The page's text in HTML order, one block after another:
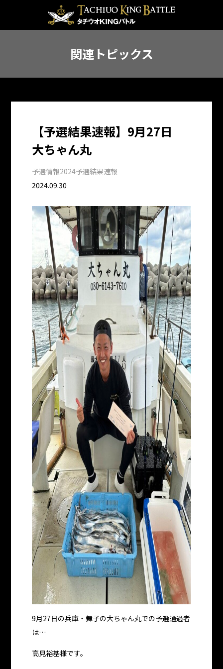
関連トピックス
【予選結果速報】9月27日
大ちゃん丸
予選情報2024予選結果速報
2024.09.30
9月27日の兵庫・舞子の大ちゃん丸での予選通過者
は…
高見裕基様です。